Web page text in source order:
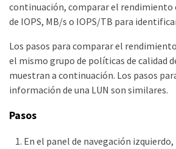
continuación, comparar el rendimiento
de IOPS, MB/s o IOPS/TB para
Los pasos para comparar el
el mismo grupo de políticas de calidad
muestran a continuación. Los pasos
información de una LUN son similares.
Pasos
En el panel de navegación izquierdo,